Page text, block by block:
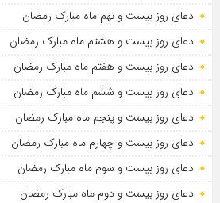
دعای روز بیست و نهم ماه مبارک رمضان
دعای روز بیست و هشتم ماه مبارک رمضان
دعای روز بیست و هفتم ماه مبارک رمضان
دعای روز بیست و ششم ماه مبارک رمضان
دعای روز بیست و پنجم ماه مبارک رمضان
دعای روز بیست و چهارم ماه مبارک رمضان
دعای روز بیست و سوم ماه مبارک رمضان
دعای روز بیست و دوم ماه مبارک رمضان